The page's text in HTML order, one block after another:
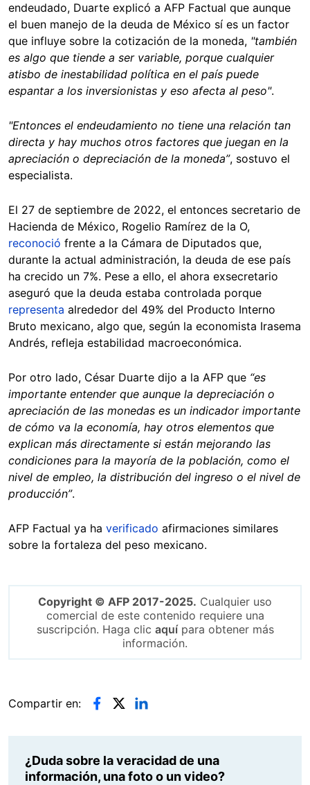
endeudado, Duarte explicó a AFP Factual que aunque
el buen manejo de la deuda de México sí es un factor
que influye sobre la cotización de la moneda, "también
es algo que tiende a ser variable, porque cualquier
atisbo de inestabilidad política en el país puede
espantar a los inversionistas y eso afecta al peso".
"Entonces el endeudamiento no tiene una relación tan
directa y hay muchos otros factores que juegan en la
apreciación o depreciación de la moneda”, sostuvo el
especialista.
El 27 de septiembre de 2022, el entonces secretario de
Hacienda de México, Rogelio Ramírez de la O,
reconoció frente a la Cámara de Diputados que,
durante la actual administración, la deuda de ese país
ha crecido un 7%. Pese a ello, el ahora exsecretario
aseguró que la deuda estaba controlada porque
representa alrededor del 49% del Producto Interno
Bruto mexicano, algo que, según la economista Irasema
Andrés, refleja estabilidad macroeconómica.
Por otro lado, César Duarte dijo a la AFP que “es
importante entender que aunque la depreciación o
apreciación de las monedas es un indicador importante
de cómo va la economía, hay otros elementos que
explican más directamente si están mejorando las
condiciones para la mayoría de la población, como el
nivel de empleo, la distribución del ingreso o el nivel de
producción”.
AFP Factual ya ha verificado afirmaciones similares
sobre la fortaleza del peso mexicano.
Copyright © AFP 2017-2025. Cualquier uso
comercial de este contenido requiere una
suscripción. Haga clic aquípara obtener más
información.
Compartir en:
¿Duda sobre la veracidad de una
información, una foto o un video?